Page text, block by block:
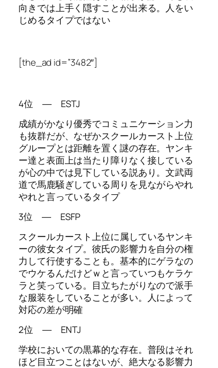
向きでは上手く隠すことが出来る。人をい
じめるタイプではない
[the_ad id=”3482″]
4位 ― ESTJ
成績がかなり優秀でコミュニケーション力
も抜群だが、なぜかスクールカースト上位
グループとは距離を置く謎の存在。ヤンキ
ー達と表面上は当たり障りなく接している
が心の中では見下している説あり。文武両
道で馬鹿騒ぎしている周りを見ながらやれ
やれと言っているタイプ
3位 ― ESFP
スクールカースト上位に属しているヤンキ
ーの彼女タイプ。彼氏の影響力を自分の権
力して行使することも。基本的にゲラなの
でウケるんだけどｗと言っていつもケラケ
ラと笑っている。目立ちたがりなので派手
な服装をしていることが多い。人によって
対応の差が明確
2位 ― ENTJ
学校においての黒幕的な存在。普段はそれ
ほど目立つことはないが、絶大なる影響力